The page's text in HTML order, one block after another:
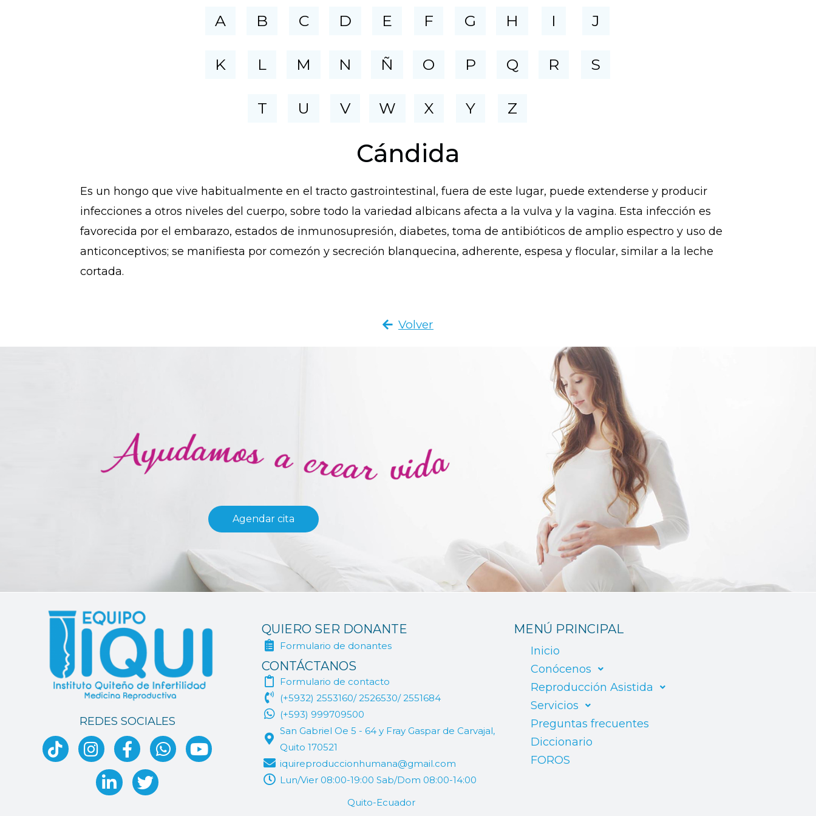
A
K
B
L
T
C
M
U
D
N
V
E
Ñ
W
F
O
X
G
P
Y
H
Q
Z
I
R
J
S
Cándida
Es un hongo que vive habitualmente en el tracto gastrointestinal, fuera de este lugar, puede extenderse y producir
infecciones a otros niveles del cuerpo, sobre todo la variedad albicans afecta a la vulva y la vagina. Esta infección es
favorecida por el embarazo, estados de inmunosupresión, diabetes, toma de antibióticos de amplio espectro y uso de
anticonceptivos; se manifiesta por comezón y secreción blanquecina, adherente, espesa y flocular, similar a la leche
cortada.
Volver
Agendar cita
REDES SOCIALES
QUIERO SER DONANTE
Formulario de donantes
CONTÁCTANOS
Formulario de contacto
(+5932) 2553160/ 2526530/ 2551684
(+593) 999709500
San Gabriel Oe 5 - 64 y Fray Gaspar de Carvajal,
Quito 170521
iquireproduccionhumana@gmail.com
Lun/Vier 08:00-19:00 Sab/Dom 08:00-14:00
Quito-Ecuador
MENÚ PRINCIPAL
Inicio
Conócenos
Reproducción Asistida
Servicios
Preguntas frecuentes
Diccionario
FOROS